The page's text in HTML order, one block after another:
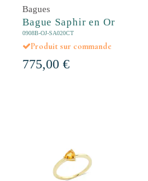
Bagues
Bague Saphir en Or
0908B-OJ-SA020CT
Produit sur commande
775,00 €